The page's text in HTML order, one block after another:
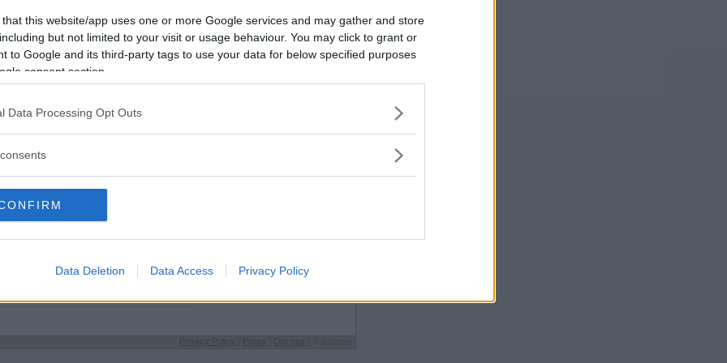
that this website/app uses one or more Google services and may gather and store
but not limited to your visit or usage behaviour. You may click to grant or
to Google and its third-party tags to use your data for below specified purposes
consent section.
Data Processing Opt Outs
Data Deletion Data Access Privacy Policy
Avbrutna
21
Oavgjorda
8
här?
helst på Jag äter
huvud Hemlagat
Periodare
X
Vill du bli
medlem?